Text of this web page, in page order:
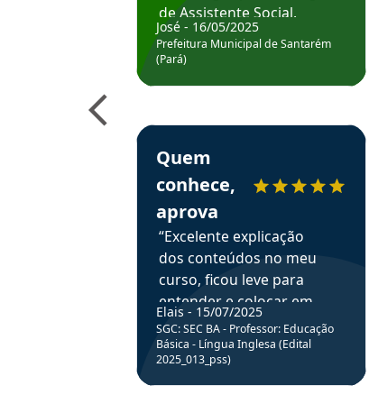
de Assistente Social.
Hoje estou atuando na
Prefeitura de Santarém.
José - 16/05/2025
Prefeitura Municipal de Santarém
(Pará)
Estudante Elais recomenda o Aprova
Quem
conhece,
aprova
“Excelente explicação
dos conteúdos no meu
curso, ficou leve para
entender e colocar em
prática através da
resolução de questões.”
Elais - 15/07/2025
SGC: SEC BA - Professor: Educação
Básica - Língua Inglesa (Edital
2025_013_pss)